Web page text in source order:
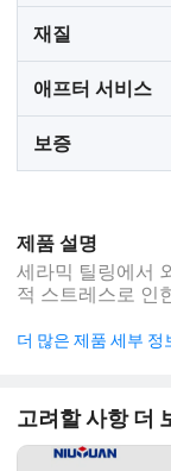
재질
애프터 서비스
보증
제품 설명
세라믹 틸링에서
적 스트레스로 인
임, 단계 마무리
야? 저희는 중국
터 시작하여 국내
서유럽(4.00%), ...
더 많은 제품 세부 정
고려할 사항 더